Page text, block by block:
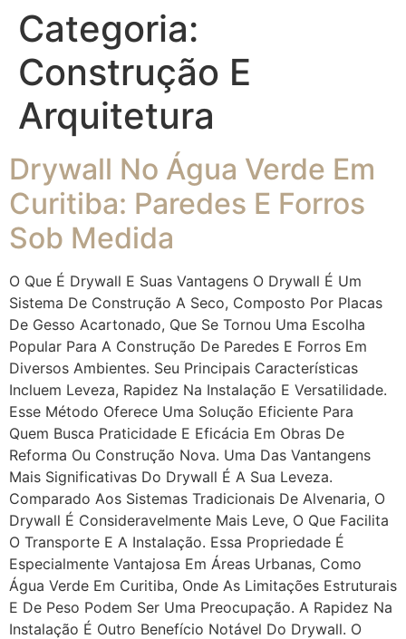
Categoria:
Construção E
Arquitetura
Drywall No Água Verde Em
Curitiba: Paredes E Forros
Sob Medida
O Que É Drywall E Suas Vantagens O Drywall É Um
Sistema De Construção A Seco, Composto Por Placas
De Gesso Acartonado, Que Se Tornou Uma Escolha
Popular Para A Construção De Paredes E Forros Em
Diversos Ambientes. Seu Principais Características
Incluem Leveza, Rapidez Na Instalação E Versatilidade.
Esse Método Oferece Uma Solução Eficiente Para
Quem Busca Praticidade E Eficácia Em Obras De
Reforma Ou Construção Nova. Uma Das Vantangens
Mais Significativas Do Drywall É A Sua Leveza.
Comparado Aos Sistemas Tradicionais De Alvenaria, O
Drywall É Consideravelmente Mais Leve, O Que Facilita
O Transporte E A Instalação. Essa Propriedade É
Especialmente Vantajosa Em Áreas Urbanas, Como
Água Verde Em Curitiba, Onde As Limitações Estruturais
E De Peso Podem Ser Uma Preocupação. A Rapidez Na
Instalação É Outro Benefício Notável Do Drywall. O